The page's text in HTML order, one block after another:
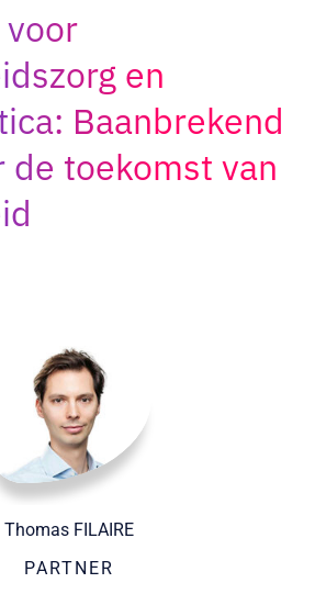
voor
en
Baanbrekend
de toekomst van
Thomas FILAIRE
PARTNER